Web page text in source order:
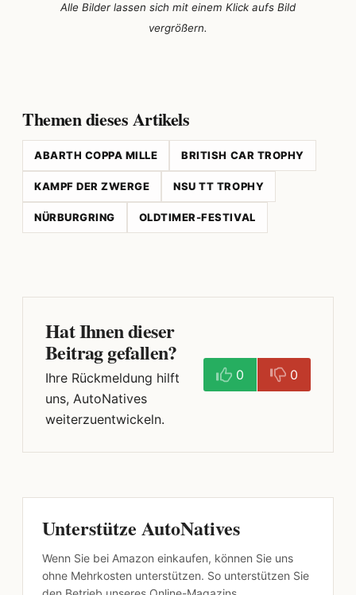
Alle Bilder lassen sich mit einem Klick aufs Bild
vergrößern.
Themen dieses Artikels
ABARTH COPPA MILLE BRITISH CAR TROPHY
KAMPF DER ZWERGE NSU TT TROPHY
NÜRBURGRING OLDTIMER-FESTIVAL
Hat Ihnen dieser
Beitrag gefallen?
Ihre Rückmeldung hilft
uns, AutoNatives
weiterzuentwickeln.
0 0
Unterstütze AutoNatives
Wenn Sie bei Amazon einkaufen, können Sie uns
ohne Mehrkosten unterstützen. So unterstützen Sie